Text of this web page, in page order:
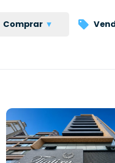
Comprar ▾
R$1.673.000,00
72m²•3quartos•2
1vaga